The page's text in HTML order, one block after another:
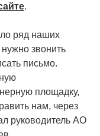
.
ряд наших
звонить
письмо.
площадку,
нам, через
руководитель АО